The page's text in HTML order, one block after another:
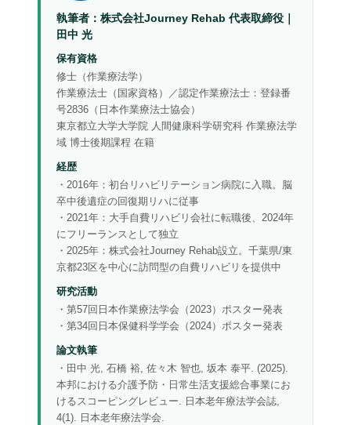
執筆者：株式会社Journey Rehab 代表取締役｜
田中 光
保有資格
修士（作業療法学）
作業療法士（国家資格）／認定作業療法士：登録番
号2836（日本作業療法士協会）
東京都立大学大学院 人間健康科学研究科 作業療法学
域 博士後期課程 在籍
経歴
・2016年：初台リハビリテーション病院に入職。脳
卒中後遺症の回復期リハに従事
・2021年：大手自費リハビリ会社に転職後、2024年
にフリーランスとして独立
・2025年：株式会社Journey Rehab設立。千葉県/東
京都23区を中心に訪問型の自費リハビリを提供中
研究活動
・第57回日本作業療法学会（2023）ポスター発表
・第34回日本保健科学学会（2024）ポスター発表
論文執筆
・田中 光, 石橋 裕, 佐々木 智也, 坂本 泰平. (2025).
本邦における介護予防・日常生活支援総合事業にお
けるスコーピングレビュー. 日本老年療法学会誌,
4(1). 日本老年療法学会.